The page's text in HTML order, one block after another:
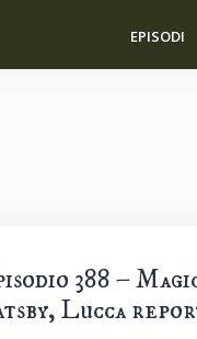
EPISODI
388 –
Lucca